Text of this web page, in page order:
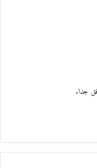
جدا.